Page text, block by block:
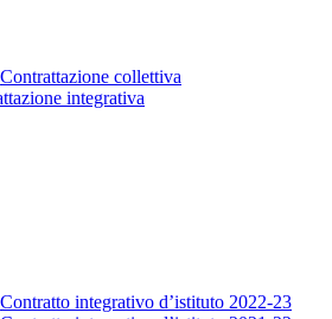
Contrattazione collettiva
integrativa
Contratto integrativo d’istituto 2022-23